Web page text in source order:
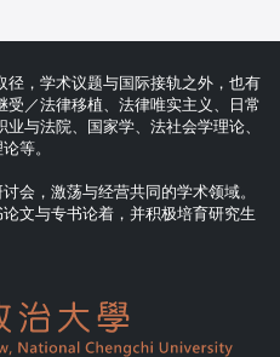
径，学术议题与国际接轨之外，也有
受／法律移植、法律唯实主义、日常
与法院、国家学、法社会学理论、
等。
会，激荡与经营共同的学术领域。
文与专书论着，并积极培育研究生